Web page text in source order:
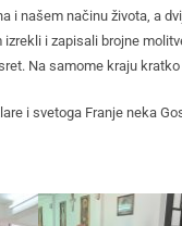
i našem načinu života, a
i zapisali brojne
Na samome kraju
i svetoga Franje neka